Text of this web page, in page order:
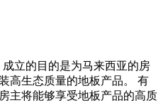
成立的目的是为马来西亚的房
高生态质量的地板产品。 有
主将能够享受地板产品的高质